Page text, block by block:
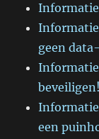
geen
beveiligen!
Informatie
een